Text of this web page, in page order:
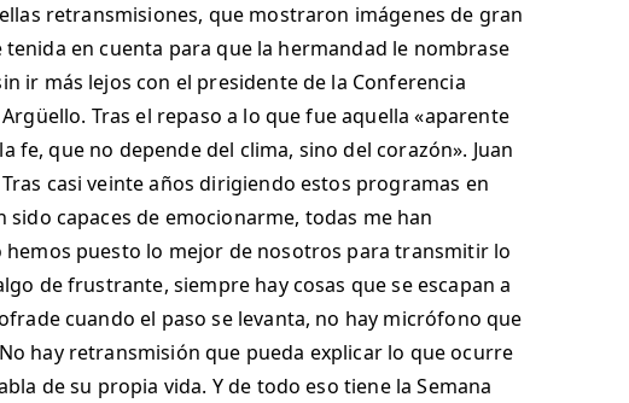
retransmisiones, que mostraron imágenes de gran
en cuenta para que la hermandad le nombrase
ir más lejos con el presidente de la Conferencia
Tras el repaso a lo que fue aquella «aparente
que no depende del clima, sino del corazón». Juan
casi veinte años dirigiendo estos programas en
capaces de emocionarme, todas me han
puesto lo mejor de nosotros para transmitir lo
de frustrante, siempre hay cosas que se escapan a
cuando el paso se levanta, no hay micrófono que
hay retransmisión que pueda explicar lo que ocurre
de su propia vida. Y de todo eso tiene la Semana